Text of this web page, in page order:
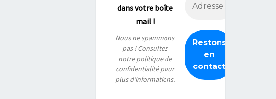
dans votre boîte
mail !
Nous ne spammons
pas ! Consultez
notrepolitique de
confidentialitépour
plus d’informations.